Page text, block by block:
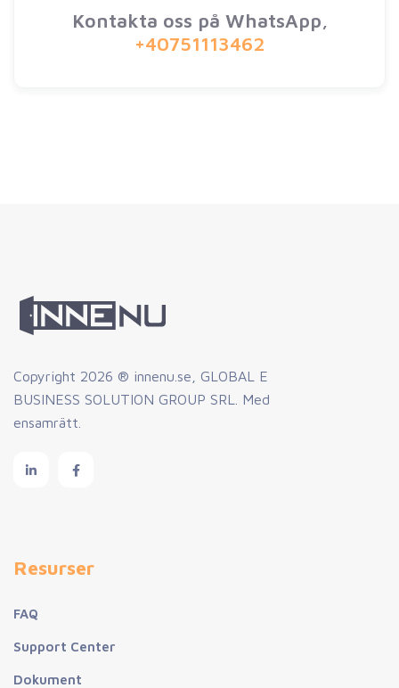
Kontakta oss på WhatsApp,
+40751113462
Copyright 2026 ® innenu.se, GLOBAL E
BUSINESS SOLUTION GROUP SRL. Med
ensamrätt.
Resurser
FAQ
Support Center
Dokument